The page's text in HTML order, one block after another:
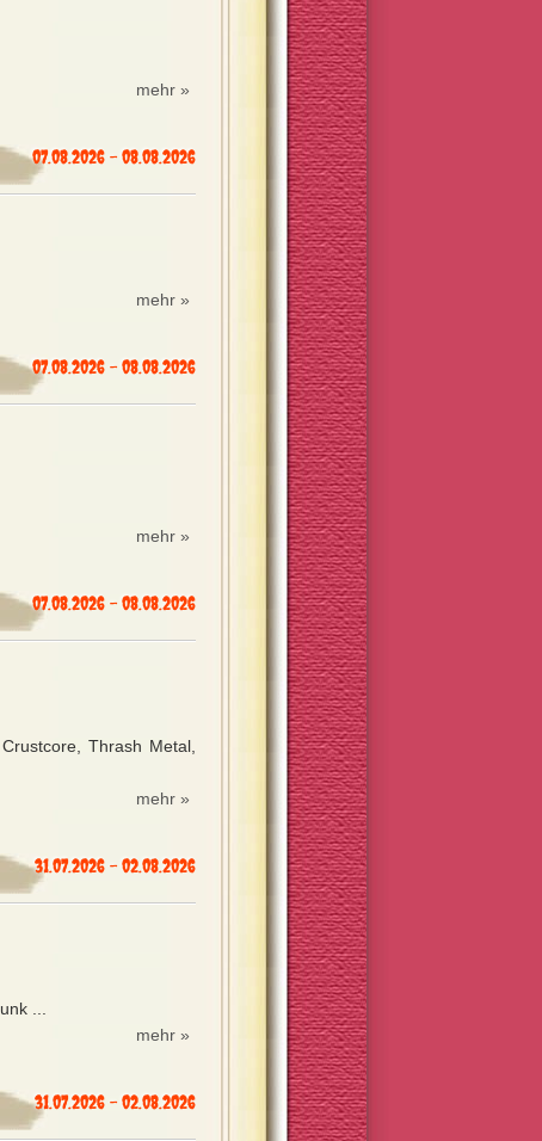
mehr »
07.08.2026 - 08.08.2026
mehr »
07.08.2026 - 08.08.2026
mehr »
07.08.2026 - 08.08.2026
Thrash Metal,
mehr »
31.07.2026 - 02.08.2026
...
mehr »
31.07.2026 - 02.08.2026